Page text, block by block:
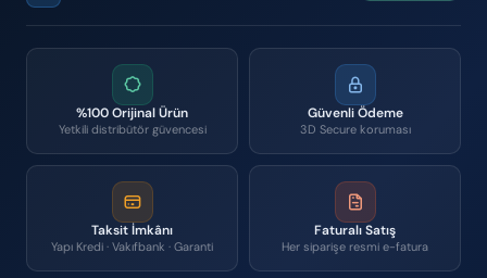
%100 Orijinal Ürün
Yetkili distribütör güvencesi
Güvenli Ödeme
3D Secure koruması
Taksit İmkânı
Yapı Kredi · Vakıfbank · Garanti
Faturalı Satış
Her siparişe resmi e-fatura